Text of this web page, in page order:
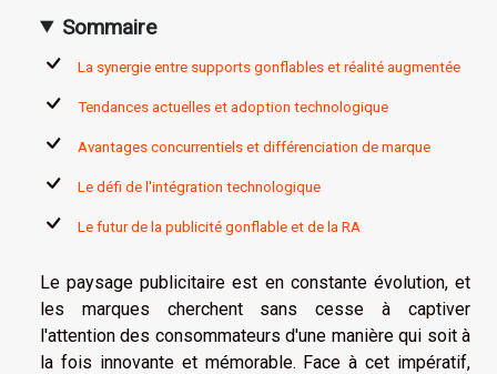
Sommaire
La synergie entre supports gonflables et réalité augmentée
Tendances actuelles et adoption technologique
Avantages concurrentiels et différenciation de marque
Le défi de l'intégration technologique
Le futur de la publicité gonflable et de la RA
Le paysage publicitaire est en constante évolution, et
les marques cherchent sans cesse à captiver
l'attention des consommateurs d'une manière qui soit à
la fois innovante et mémorable. Face à cet impératif,